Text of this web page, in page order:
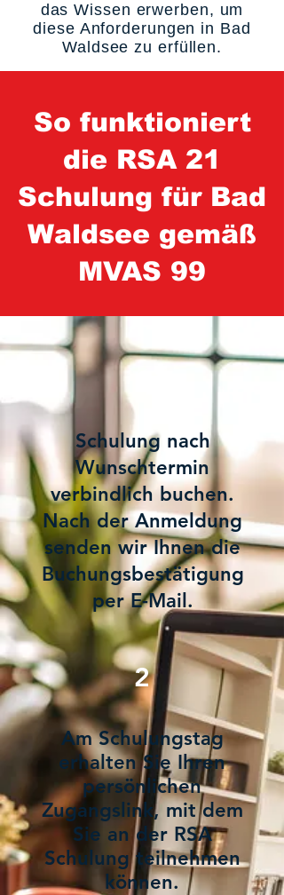
das Wissen erwerben, um
diese Anforderungen in Bad
Waldsee zu erfüllen.
So funktioniert
die RSA 21
Schulung für Bad
Waldsee gemäß
MVAS 99
Schulung nach
Wunschtermin
verbindlich buchen.
Nach der Anmeldung
senden wir Ihnen die
Buchungsbestätigung
per E-Mail.
2
Am Schulungstag
erhalten Sie Ihren
persönlichen
Zugangslink, mit dem
Sie an der RSA
Schulung teilnehmen
können.